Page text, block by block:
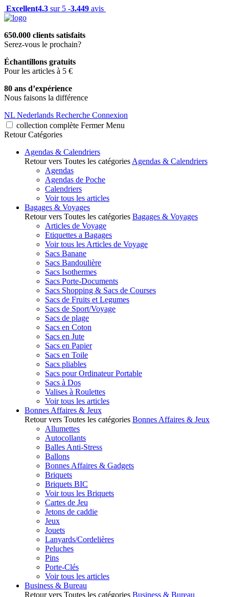
Excellent4.3 sur 5 -3.449 avis
650.000 clients satisfaits
Serez-vous le prochain?
Échantillons gratuits
Pour les articles à 5 €
80 ans d’expérience
Nous faisons la différence
NL Nederlands Recherche Connexion
collection complète Fermer Menu
Retour Catégories
Agendas & Calendriers
Retour vers Toutes les catégories Agendas & Calendriers
Agendas
Agendas de Poche
Calendriers
Voir tous les articles
Bagages & Voyages
Retour vers Toutes les catégories Bagages & Voyages
Articles de Voyage
Etiquettes a Bagages
Voir tous les Articles de Voyage
Sacs Banane
Sacs Bandoulière
Sacs Isothermes
Sacs Porte-Documents
Sacs Shopping & Sacs de Courses
Sacs de Fruits et Legumes
Sacs de Sport/Voyage
Sacs de plage
Sacs en Coton
Sacs en Jute
Sacs en Papier
Sacs en Toile
Sacs pliables
Sacs pour Ordinateur Portable
Sacs à Dos
Valises à Roulettes
Voir tous les articles
Bonnes Affaires & Jeux
Retour vers Toutes les catégories Bonnes Affaires & Jeux
Allumettes
Autocollants
Balles Anti-Stress
Ballons
Bonnes Affaires & Gadgets
Briquets
Briquets BIC
Voir tous les Briquets
Cartes de Jeu
Jetons de caddie
Jeux
Jouets
Lanyards/Cordelières
Peluches
Pins
Porte-Clés
Voir tous les articles
Business & Bureau
Retour vers Toutes les catégories Business & Bureau